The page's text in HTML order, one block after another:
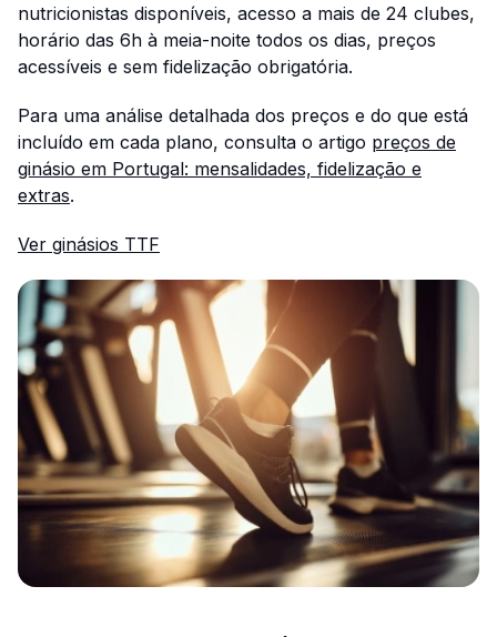
nutricionistas disponíveis, acesso a mais de 24 clubes,
horário das 6h à meia-noite todos os dias, preços
acessíveis e sem fidelização obrigatória.
Para uma análise detalhada dos preços e do que está
incluído em cada plano, consulta o artigo preços de
ginásio em Portugal: mensalidades, fidelização e
extras.
Ver ginásios TTF